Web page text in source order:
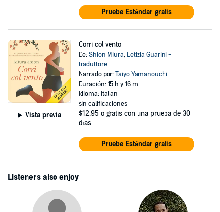
Pruebe Estándar gratis
Vista previa
Corri col vento
De:Shion Miura, Letizia Guarini -
traduttore
Narrado por:Taiyo Yamanouchi
Duración: 15 h y 16 m
Idioma: Italian
sin calificaciones
$12.95 o gratis con una prueba de 30
días
Pruebe Estándar gratis
Listeners also enjoy